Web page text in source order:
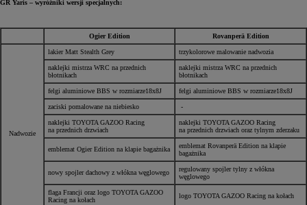
GR Yaris – wyróżniki wersji specjalnych:
Ogier Edition Rovanperä Edition
Nadwozie
lakier Matt Stealth Grey trzykolorowe malowanie nadwozia
naklejki mistrza WRC na przednich
błotnikach
naklejki mistrza WRC na przednich
błotnikach
felgi aluminiowe BBS w rozmiarze18x8J felgi aluminiowe BBS w rozmiarze18x8J
zaciski pomalowane na niebiesko -
naklejki TOYOTA GAZOO Racing
na przednich drzwiach
naklejki TOYOTA GAZOO Racing
na przednich drzwiach oraz tylnym zderzaku
emblemat Ogier Edition na klapie bagażnika
emblemat Rovanperä Edition na klapie
bagażnika
nowy spojler dachowy z włókna węglowego
regulowany spojler tylny z włókna
węglowego
flaga Francji oraz logo TOYOTA GAZOO
Racing na kołach
logo TOYOTA GAZOO Racing na kołach